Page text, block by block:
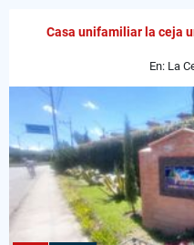
Casa unifamiliar la ceja
En: La